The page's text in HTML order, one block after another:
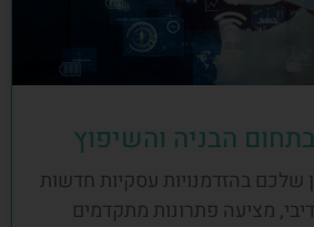
הבניה והשיפוץ
שלכם בהזדמנויות עסקיות חדשות
מציעה פתרונות מתקדמים